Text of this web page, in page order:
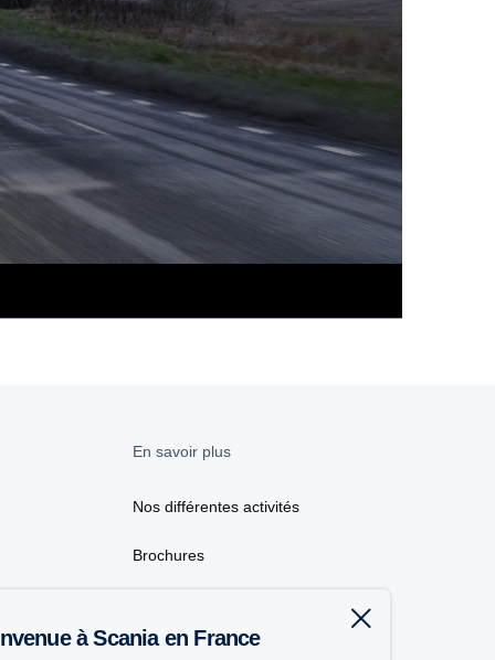
à Scania en France
En savoir plus
Nos différentes activités
Brochures